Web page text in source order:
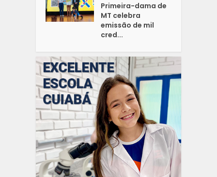
Primeira-dama de
MT celebra
emissão de mil
cred...